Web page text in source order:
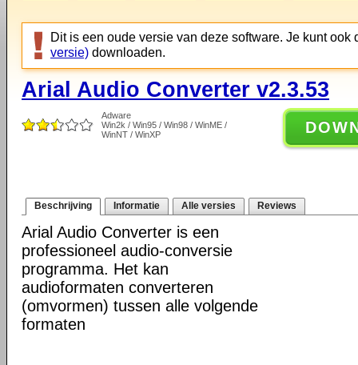
Dit is een oude versie van deze software. Je kunt ook
versie) downloaden.
Arial Audio Converter v2.3.53
Adware
Win2k / Win95 / Win98 / WinME /
WinNT / WinXP
Beschrijving Informatie Alle versies Reviews
Arial Audio Converter is een
professioneel audio-conversie
programma. Het kan
audioformaten converteren
(omvormen) tussen alle volgende
formaten